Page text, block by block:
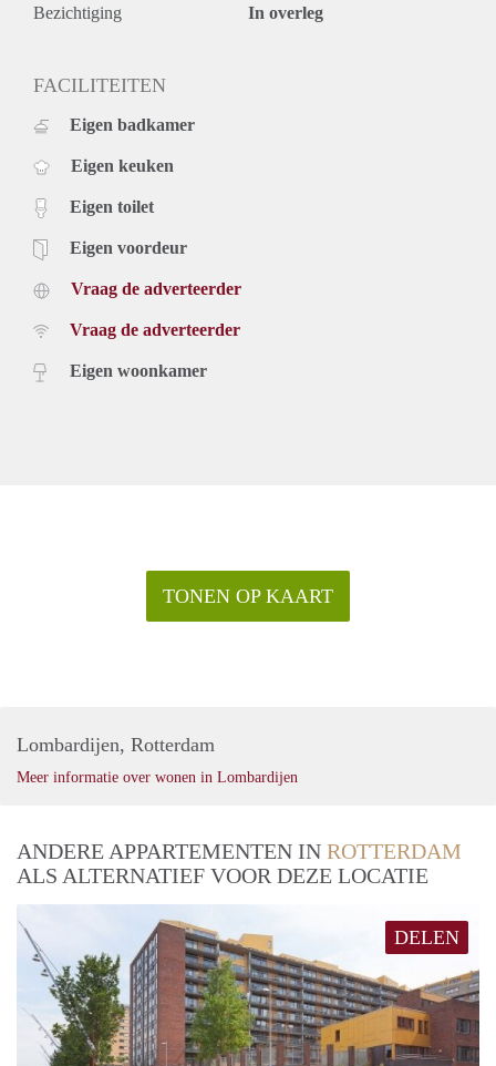
combinatie;
maand;
maand.
verschuldigd:
- 1 maand huur
- waarborgsom (€1500)
Bezichtiging In overleg
FACILITEITEN
Eigen badkamer
Eigen keuken
Eigen toilet
Eigen voordeur
Vraag de adverteerder
Vraag de adverteerder
Eigen woonkamer
TONEN OP KAART
Lombardijen, Rotterdam
Meer informatie over wonen in Lombardijen
ANDERE APPARTEMENTEN IN ROTTERDAM
ALS ALTERNATIEF VOOR DEZE LOCATIE
DELEN